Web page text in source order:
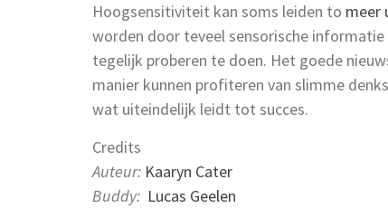
Hoogsensitiviteit kan soms leiden to meer
worden door teveel sensorische
tegelijk proberen te doen. Het goede
manier kunnen profiteren van slimme
wat uiteindelijk leidt tot succes.
Credits
Auteur: Kaaryn Cater
Buddy: Lucas Geelen